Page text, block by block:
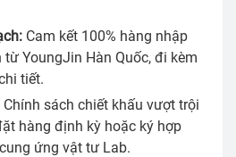
Cam kết 100% hàng nhập
YoungJin Hàn Quốc, đi kèm
tiết.
Chính sách chiết khấu vượt trội
hàng định kỳ hoặc ký hợp
ứng vật tư Lab.